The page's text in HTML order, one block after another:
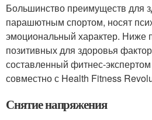
Большинство преимуществ для
парашютным спортом, носят
эмоциональный характер. Ниже
позитивных для здоровья
составленный фитнес-
совместно с Health Fitness
Снятие напряжения